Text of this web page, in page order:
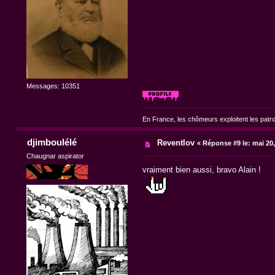
Messages: 10351
En France, les chômeurs exploitent les
djimboulélé
Chaugnar aspirator
Reventlov « Réponse #9 le: mai
vraiment bien aussi, bravo Alain !